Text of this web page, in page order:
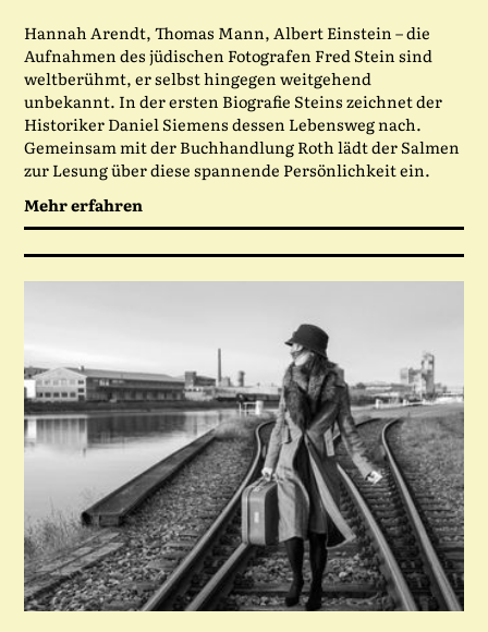
Hannah Arendt, Thomas Mann, Albert Einstein – die
Aufnahmen des jüdischen Fotografen Fred Stein sind
weltberühmt, er selbst hingegen weitgehend
unbekannt. In der ersten Biografie Steins zeichnet der
Historiker Daniel Siemens dessen Lebensweg nach.
Gemeinsam mit der Buchhandlung Roth lädt der Salmen
zur Lesung über diese spannende Persönlichkeit ein.
Mehr erfahren